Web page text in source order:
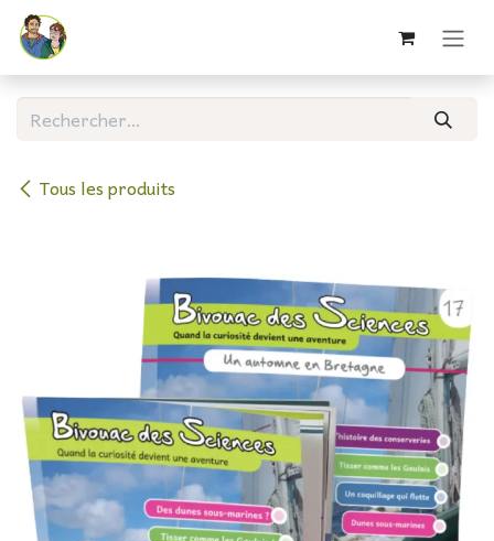
Se rendre au contenu
Tous les produits